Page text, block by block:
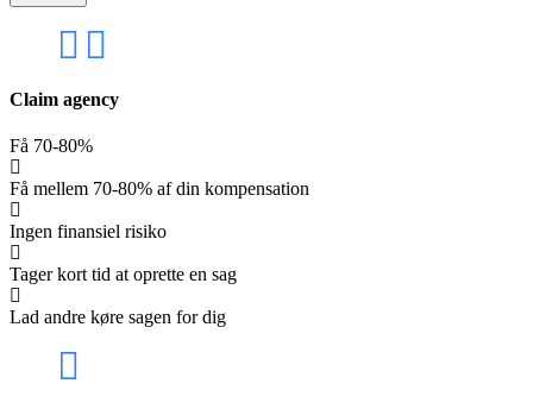
Claim agency
Få 70-80%
Få mellem 70-80% af din kompensation
Ingen finansiel risiko
Tager kort tid at oprette en sag
Lad andre køre sagen for dig